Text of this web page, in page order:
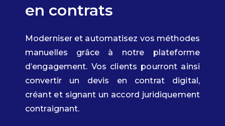
en contrats
Moderniser et automatisez vos méthodes
manuelles grâce à notre plateforme
d’engagement. Vos clients pourront ainsi
convertir un devis en contrat digital,
créant et signant un accord juridiquement
contraignant.